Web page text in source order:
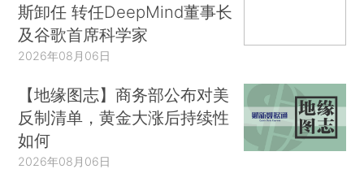
斯卸任 转任DeepMind董事长
及谷歌首席科学家
2026年08月06日
【地缘图志】商务部公布对美
反制清单，黄金大涨后持续性
如何
2026年08月06日